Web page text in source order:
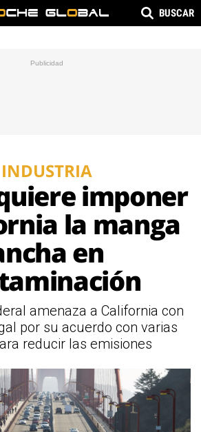
BUSCAR
INDUSTRIA
imponer
la manga
en
amenaza a California con
por su acuerdo con varias
reducir las emisiones